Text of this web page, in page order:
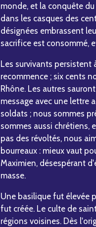
monde, et la conquête
dans les casques des
désignées embrassent
sacrifice est consommé,
Les survivants persistent
recommence ; six cents
Rhône. Les autres
message avec une lettre
soldats ; nous sommes
sommes aussi chrétiens,
pas des révoltés, nous
bourreaux : mieux vaut
Maximien, désespérant
masse.
Une basilique fut élevée
fut créée. Le culte de
régions voisines. Dès